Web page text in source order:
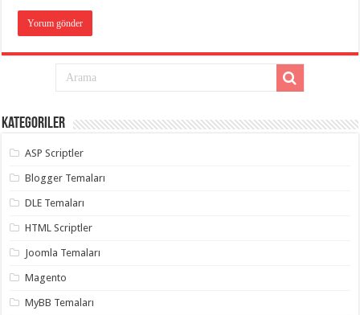
Kategoriler
ASP Scriptler
Blogger Temaları
DLE Temaları
HTML Scriptler
Joomla Temaları
Magento
MyBB Temaları